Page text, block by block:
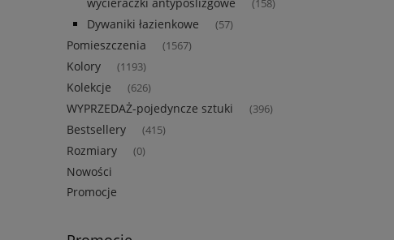
(158)
Dywaniki łazienkowe (57)
Pomieszczenia (1567)
Kolory (1193)
Kolekcje (626)
WYPRZEDAŻ-pojedyncze sztuki (396)
Bestsellery (415)
Rozmiary (0)
Nowości
Promocje